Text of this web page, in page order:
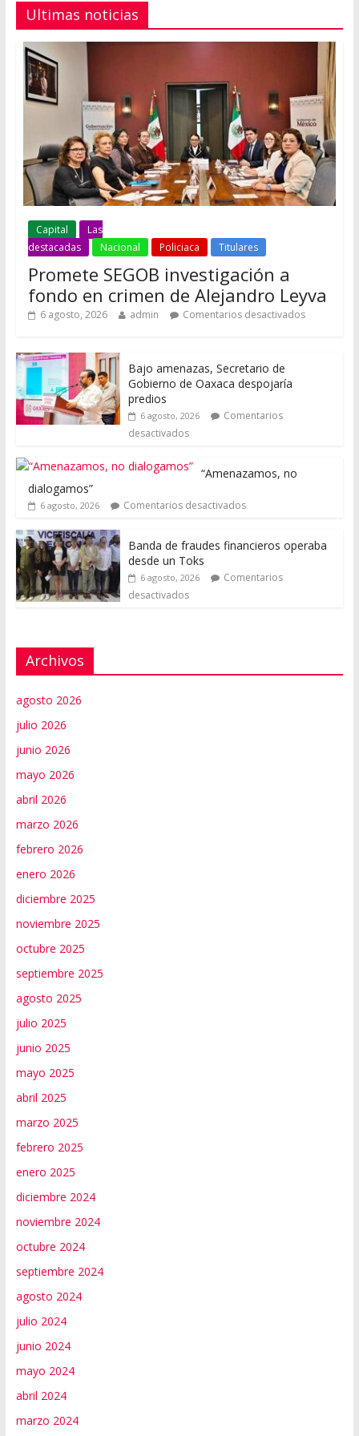
Ultimas noticias
Capital
Las
destacadas
Nacional Policiaca Titulares
Promete SEGOB investigación a
fondo en crimen de Alejandro Leyva
6 agosto, 2026 admin Comentarios desactivados
Bajo amenazas, Secretario de
Gobierno de Oaxaca despojaría
predios
6 agosto, 2026
Comentarios
desactivados
“Amenazamos, no
dialogamos”
6 agosto, 2026 Comentarios desactivados
Banda de fraudes financieros operaba
desde un Toks
6 agosto, 2026
Comentarios
desactivados
Archivos
agosto 2026
julio 2026
junio 2026
mayo 2026
abril 2026
marzo 2026
febrero 2026
enero 2026
diciembre 2025
noviembre 2025
octubre 2025
septiembre 2025
agosto 2025
julio 2025
junio 2025
mayo 2025
abril 2025
marzo 2025
febrero 2025
enero 2025
diciembre 2024
noviembre 2024
octubre 2024
septiembre 2024
agosto 2024
julio 2024
junio 2024
mayo 2024
abril 2024
marzo 2024